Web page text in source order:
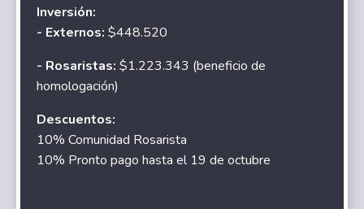
Inversión:
- Externos: $448.520
- Rosaristas: $1.223.343 (beneficio de
homologación)
Descuentos:
10% Comunidad Rosarista
10% Pronto pago hasta el 19 de octubre